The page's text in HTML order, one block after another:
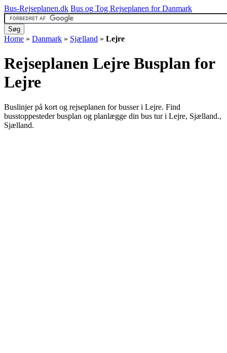
Bus-Rejseplanen.dk Bus og Tog Rejseplanen for Danmark
Home » Danmark » Sjælland » Lejre
Rejseplanen Lejre Busplan for
Lejre
Buslinjer på kort og rejseplanen for busser i Lejre. Find
busstoppesteder busplan og planlægge din bus tur i Lejre, Sjælland.,
Sjælland.